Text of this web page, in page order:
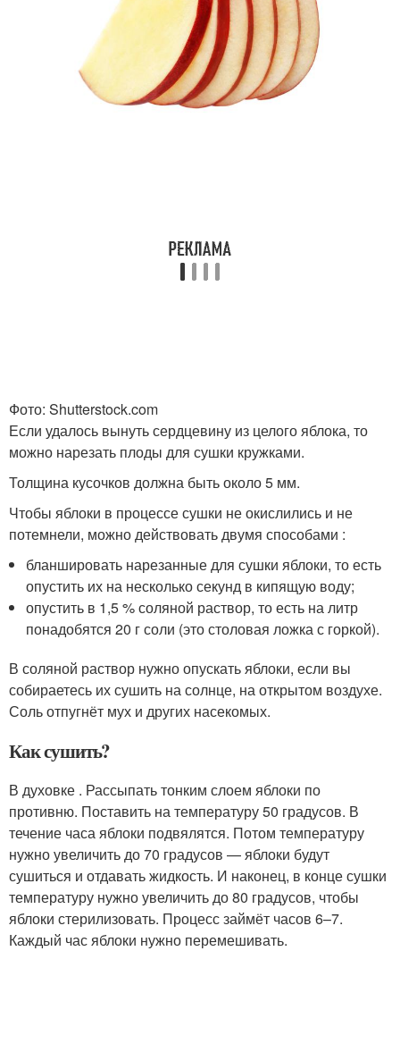
Фото: Shutterstock.com
Если удалось вынуть сердцевину из целого яблока, то
можно нарезать плоды для сушки кружками.
Толщина кусочков должна быть около 5 мм.
Чтобы яблоки в процессе сушки не окислились и не
потемнели, можно действовать двумя способами :
бланшировать нарезанные для сушки яблоки, то есть
опустить их на несколько секунд в кипящую воду;
опустить в 1,5 % соляной раствор, то есть на литр
понадобятся 20 г соли (это столовая ложка с горкой).
В соляной раствор нужно опускать яблоки, если вы
собираетесь их сушить на солнце, на открытом воздухе.
Соль отпугнёт мух и других насекомых.
Как сушить?
В духовке . Рассыпать тонким слоем яблоки по
противню. Поставить на температуру 50 градусов. В
течение часа яблоки подвялятся. Потом температуру
нужно увеличить до 70 градусов — яблоки будут
сушиться и отдавать жидкость. И наконец, в конце сушки
температуру нужно увеличить до 80 градусов, чтобы
яблоки стерилизовать. Процесс займёт часов 6–7.
Каждый час яблоки нужно перемешивать.